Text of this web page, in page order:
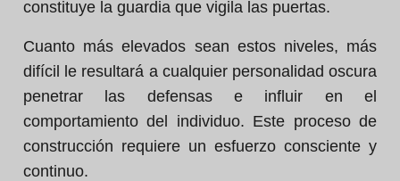
constituye la guardia que vigila las puertas.
Cuanto más elevados sean estos niveles, más
difícil le resultará a cualquier personalidad oscura
penetrar las defensas e influir en el
comportamiento del individuo. Este proceso de
construcción requiere un esfuerzo consciente y
continuo.